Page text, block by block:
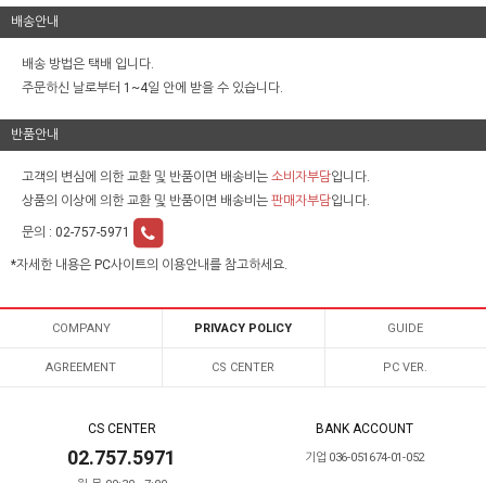
배송안내
배송 방법은 택배 입니다.
주문하신 날로부터 1~4일 안에 받을 수 있습니다.
반품안내
고객의 변심에 의한 교환 및 반품이면 배송비는 소비자부담입니다.
상품의 이상에 의한 교환 및 반품이면 배송비는 판매자부담입니다.
문의 : 02-757-5971
*자세한 내용은 PC사이트의 이용안내를 참고하세요.
COMPANY PRIVACY POLICY GUIDE
AGREEMENT CS CENTER PC VER.
CS CENTER
02.757.5971
BANK ACCOUNT
기업 036-051674-01-052